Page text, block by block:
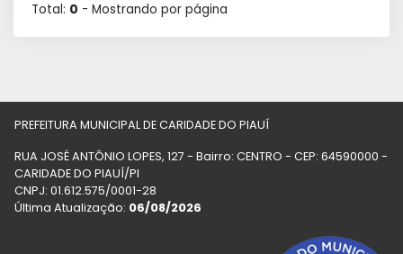
Total: 0 - Mostrando por página
PREFEITURA MUNICIPAL DE CARIDADE DO PIAUÍ
RUA JOSÉ ANTÔNIO LOPES, 127 - Bairro: CENTRO - CEP: 64590000 -
CARIDADE DO PIAUÍ/PI
CNPJ: 01.612.575/0001-28
Última Atualização: 06/08/2026